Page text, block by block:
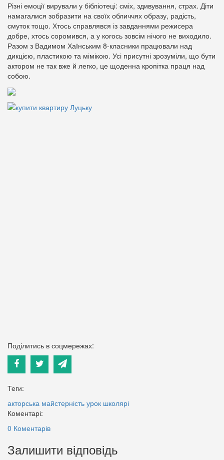
Різні емоції вирували у бібліотеці: сміх, здивування, страх. Діти
намагалися зобразити на своїх обличчях образу, радість,
смуток тощо. Хтось справлявся із завданнями режисера
добре, хтось соромився, а у когось зовсім нічого не виходило.
Разом з Вадимом Хаїнським 8-класники працювали над
дикцією, пластикою та мімікою. Усі присутні зрозуміли, що бути
актором не так вже й легко, це щоденна кропітка праця над
собою.
Поділитись в соцмережах:
Теги:
акторська майстерність урок школярі
Коментарі:
0 Коментарів
Залишити відповідь